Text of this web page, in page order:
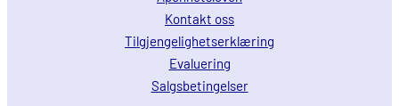
Kontakt oss
Tilgjengelighetserklæring
Evaluering
Salgsbetingelser